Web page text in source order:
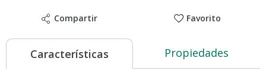
Compartir Favorito
Características Propiedades